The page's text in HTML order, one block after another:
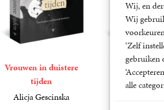
Wij, en
Wij
‘Zelf
gebruiken
alle
Vrouwen in duistere
tijden
Alicja Gescinska
De
Alicja